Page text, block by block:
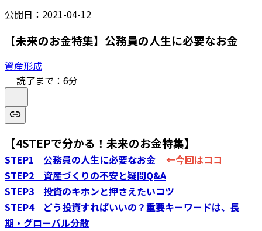
公開日： 2021-04-12
【未来のお金特集】公務員の人生に必要なお金
資産形成
読了まで： 6分
【4STEPで分かる！未来のお金特集】
STEP1 公務員の人生に必要なお金
←今回はココ
STEP2 資産づくりの不安と疑問Q&A
STEP3 投資のキホンと押さえたいコツ
STEP4 どう投資すればいいの？重要キーワードは、長
期・グローバル分散